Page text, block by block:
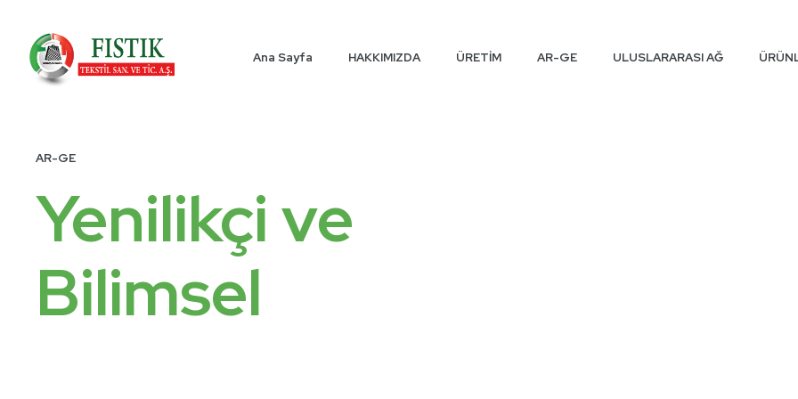
Ana Sayfa HAKKIMIZDA ÜRETİM AR-GE ULUSLARARASI AĞ
AR-GE
Yenilikçi ve
Bilimsel